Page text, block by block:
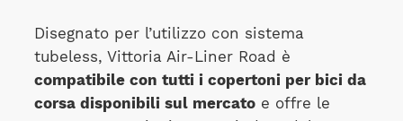
Disegnato per l’utilizzo con sistema
tubeless, Vittoria Air-Liner Road è
compatibile con tutti i copertoni per bici da
corsa disponibili sul mercatoe offre le